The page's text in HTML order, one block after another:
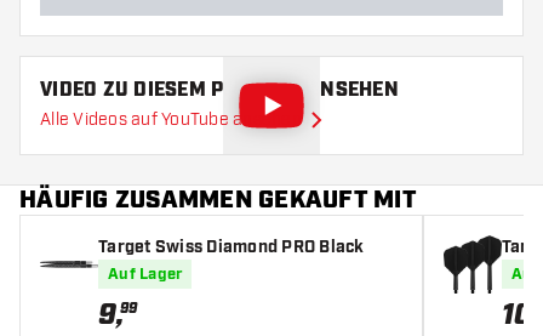
Barrellänge (MM)
VIDEO ZU DIESEM PRODUKT ANSEHEN
Alle Videos auf YouTube ansehen
HÄUFIG ZUSAMMEN GEKAUFT MIT
Target Swiss Diamond PRO Black
Auf Lager
9,99
Auf
10